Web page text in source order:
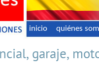
inicio quiénes
garaje,